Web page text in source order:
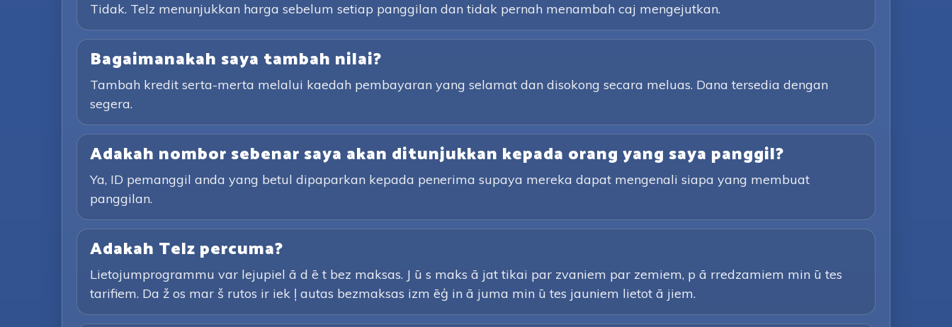
Tidak. Telz menunjukkan harga sebelum setiap panggilan dan tidak pernah menambah caj mengejutkan.
Bagaimanakah saya tambah nilai?
Tambah kredit serta-merta melalui kaedah pembayaran yang selamat dan disokong secara meluas. Dana tersedia dengan
segera.
Adakah nombor sebenar saya akan ditunjukkan kepada orang yang saya panggil?
Ya, ID pemanggil anda yang betul dipaparkan kepada penerima supaya mereka dapat mengenali siapa yang membuat
panggilan.
Adakah Telz percuma?
Lietojumprogrammu var lejupiel ā d ē t bez maksas. J ū s maks ā jat tikai par zvaniem par zemiem, p ā rredzamiem min ū tes
tarifiem. Da ž os mar š rutos ir iek ļ autas bezmaksas izm ēģ in ā juma min ū tes jauniem lietot ā jiem.